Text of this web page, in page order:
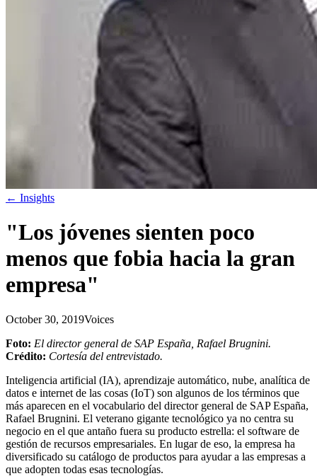
← Insights
"Los jóvenes sienten poco
menos que fobia hacia la gran
empresa"
October 30, 2019Voices
Foto: El director general de SAP España, Rafael Brugnini.
Crédito: Cortesía del entrevistado.
Inteligencia artificial (IA), aprendizaje automático, nube, analítica de
datos e internet de las cosas (IoT) son algunos de los términos que
más aparecen en el vocabulario del director general de SAP España,
Rafael Brugnini. El veterano gigante tecnológico ya no centra su
negocio en el que antaño fuera su producto estrella: el software de
gestión de recursos empresariales. En lugar de eso, la empresa ha
diversificado su catálogo de productos para ayudar a las empresas a
que adopten todas esas tecnologías.